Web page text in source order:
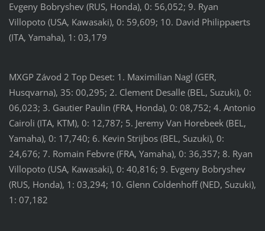
Evgeny Bobryshev (RUS, Honda), 0: 56,052; 9. Ryan
Villopoto (USA, Kawasaki), 0: 59,609; 10. David Philippaerts
(ITA, Yamaha), 1: 03,179
MXGP Závod 2 Top Deset: 1. Maximilian Nagl (GER,
Husqvarna), 35: 00,295; 2. Clement Desalle (BEL, Suzuki), 0:
06,023; 3. Gautier Paulin (FRA, Honda), 0: 08,752; 4. Antonio
Cairoli (ITA, KTM), 0: 12,787; 5. Jeremy Van Horebeek (BEL,
Yamaha), 0: 17,740; 6. Kevin Strijbos (BEL, Suzuki), 0:
24,676; 7. Romain Febvre (FRA, Yamaha), 0: 36,357; 8. Ryan
Villopoto (USA, Kawasaki), 0: 40,816; 9. Evgeny Bobryshev
(RUS, Honda), 1: 03,294; 10. Glenn Coldenhoff (NED, Suzuki),
1: 07,182